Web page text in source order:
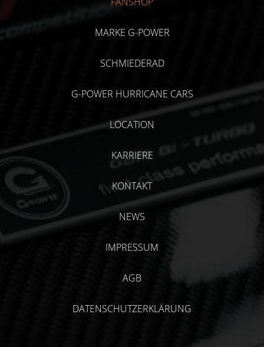
MARKE G-POWER
SCHMIEDERAD
G-POWER HURRICANE CARS
LOCATION
KARRIERE
KONTAKT
NEWS
IMPRESSUM
AGB
DATENSCHUTZERKLÄRUNG